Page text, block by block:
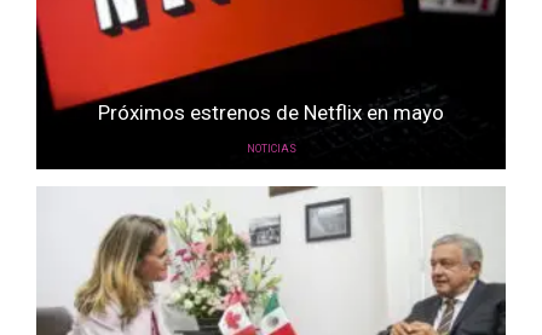
Próximos estrenos de Netflix en mayo
NOTICIAS